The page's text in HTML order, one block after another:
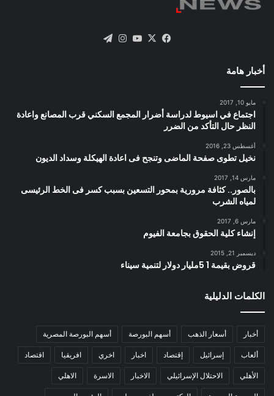
فيسبوك
X يوتيوبانستقرام
أخبار هامة
مايو 10, 2017
اجتماع في اسيوط لدراسة أضرار المجمع السكني قرب المصانع واعادة
النظر حال التأكد من الضرر
أغسطس 23, 2016
نخيل تطوى صفحة الماضى وتنجح فى اعادة الهيكلة وسداد الديون
مارس 14, 2017
بالصور.. كثافة مرورية بمحور التسعين بسبب كسر فى الخط الرئيسى
لمياه الشرب
مارس 6, 2017
إنشاء كلية الحقوق بجامعة الفيوم
ديسمبر 21, 2015
قروض بقيمة 1 5مليار دولار لتنمية سيناء
الكلمات الدليلية
أخبار أسعار الذهب أسهم البورصة أسهم البورصة المصرية
ألعاب إسرائيل إقتصاد اخبار اخري افريقيا اقتصاد
الأهلي الاحتلال الإسرائيلي الاخبار الاسرة الاهلي